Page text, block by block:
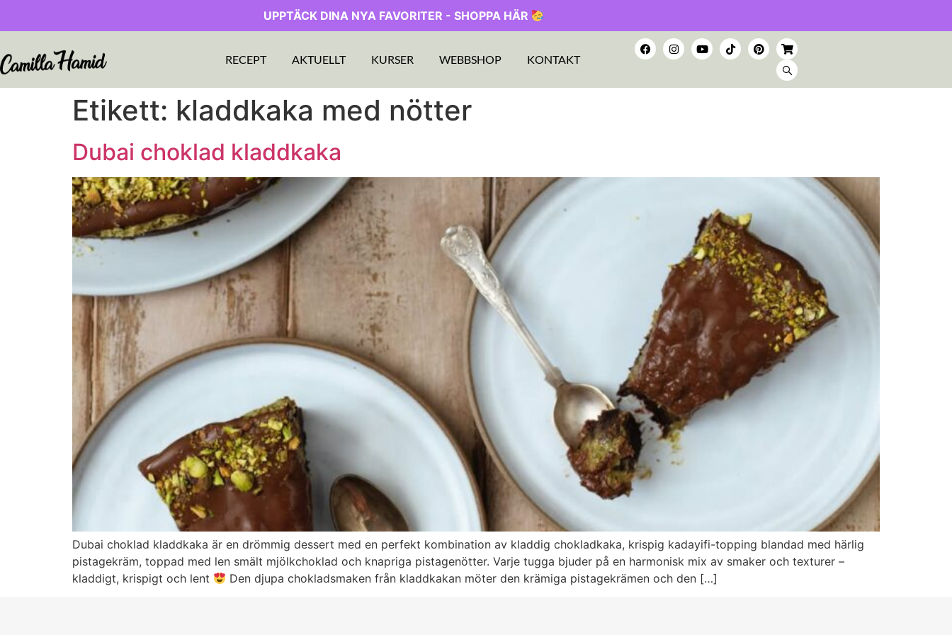
UPPTÄCK DINA NYA FAVORITER - SHOPPA HÄR
RECEPT AKTUELLT KURSER WEBBSHOP KONTAKT
Etikett: kladdkaka med nötter
Dubai choklad kladdkaka
Dubai choklad kladdkaka är en drömmig dessert med en perfekt kombination av kladdig chokladkaka, krispig kadayifi-topping blandad med härlig
pistagekräm, toppad med len smält mjölkchoklad och knapriga pistagenötter. Varje tugga bjuder på en harmonisk mix av smaker och texturer –
kladdigt, krispigt och lent
Den djupa chokladsmaken från kladdkakan möter den krämiga pistagekrämen och den […]